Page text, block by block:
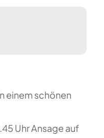
einem schönen
Uhr Ansage auf